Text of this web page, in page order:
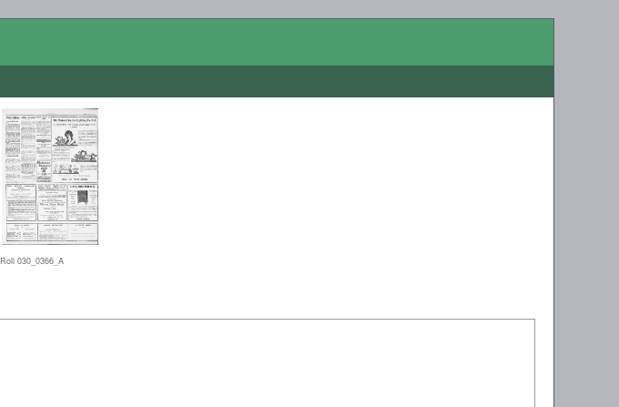
Roll 030_0366_A